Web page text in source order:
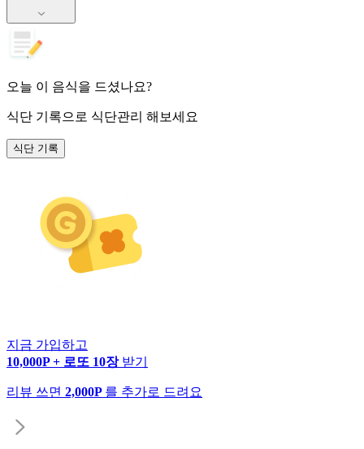
오늘 이 음식을 드셨나요?
식단 기록으로 식단관리 해보세요
식단 기록
지금 가입하고
10,000P + 로또 10장 받기
리뷰 쓰면 2,000P 를 추가로 드려요